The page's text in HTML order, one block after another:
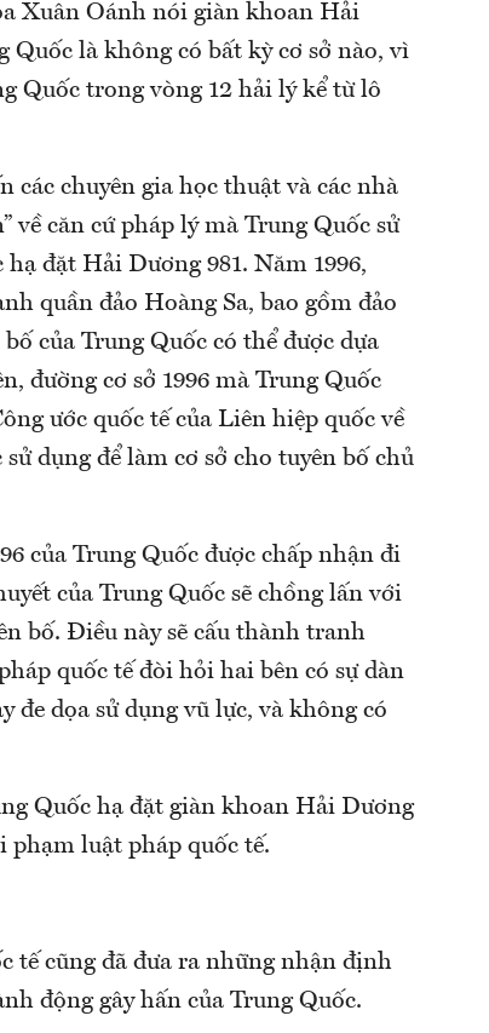
Xuân Oánh nói giàn khoan Hải
là không có bất kỳ cơ sở nào, vì
Quốc trong vòng 12 hải lý kể từ lô
các chuyên gia học thuật và các nhà
về căn cứ pháp lý mà Trung Quốc sử
đặt Hải Dương 981. Năm 1996,
quần đảo Hoàng Sa, bao gồm đảo
của Trung Quốc có thể được dựa
đường cơ sở 1996 mà Trung Quốc
ước quốc tế của Liên hiệp quốc về
dụng để làm cơ sở cho tuyên bố chủ
của Trung Quốc được chấp nhận đi
của Trung Quốc sẽ chồng lấn với
bố. Điều này sẽ cấu thành tranh
quốc tế đòi hỏi hai bên có sự dàn
đe dọa sử dụng vũ lực, và không có
Quốc hạ đặt giàn khoan Hải Dương
phạm luật pháp quốc tế.
tế cũng đã đưa ra những nhận định
động gây hấn của Trung Quốc.